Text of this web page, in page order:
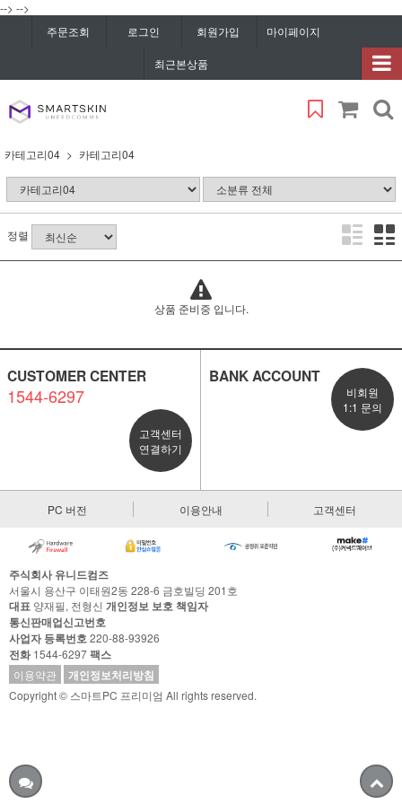
--> -->
주문조회
로그인 회원가입 마이페이지
최근본상품
카테고리04 카테고리04
정렬
상품 준비중 입니다.
CUSTOMER CENTER
1544-6297
고객센터
연결하기
BANK ACCOUNT
비회원
1:1 문의
PC 버전 이용안내 고객센터
주식회사 유니드컴즈
서울시 용산구 이태원2동 228-6 금호빌딩 201호
대표 양재필, 전형신 개인정보 보호 책임자
통신판매업신고번호
사업자 등록번호220-88-93926
전화1544-6297팩스
이용약관 개인정보처리방침
Copyright © 스마트PC 프리미엄 All rights reserved.